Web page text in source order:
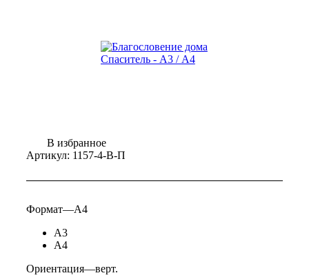
В избранное
Артикул: 1157-4-В-П
Формат—А4
А3
А4
Ориентация—верт.